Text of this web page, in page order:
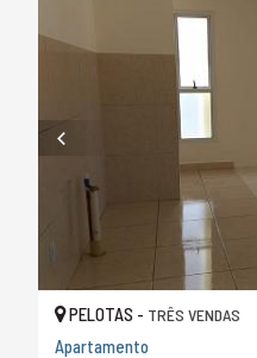
PELOTAS - TRÊS VENDAS
Apartamento